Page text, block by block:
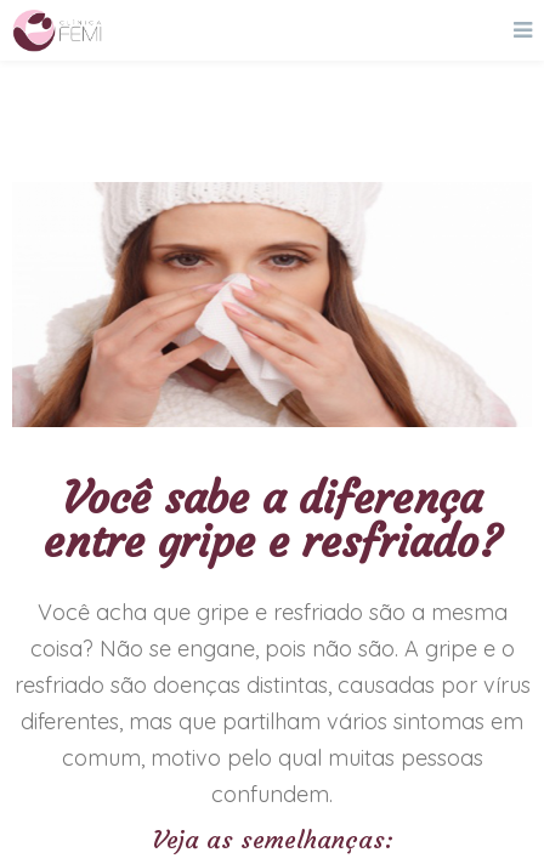
Você sabe a diferença
entre gripe e resfriado?
Você acha que gripe e resfriado são a mesma
coisa? Não se engane, pois não são. A gripe e o
resfriado são doenças distintas, causadas por vírus
diferentes, mas que partilham vários sintomas em
comum, motivo pelo qual muitas pessoas
confundem.
Veja as semelhanças: